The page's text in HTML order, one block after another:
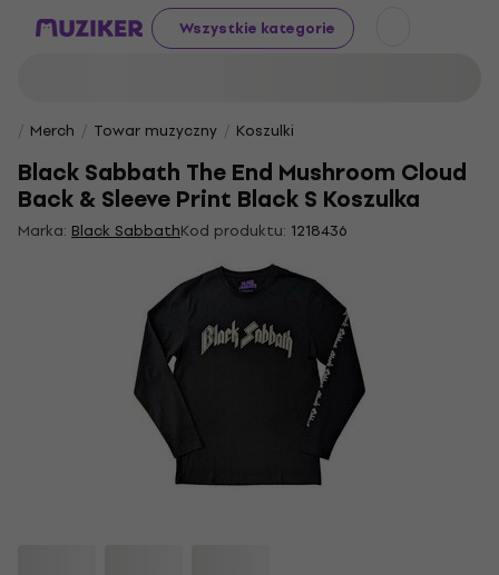
Wszystkie kategorie
Merch Towar muzyczny Koszulki
Black Sabbath The End Mushroom Cloud
Back & Sleeve Print Black S Koszulka
Marka: Black SabbathKod produktu: 1218436